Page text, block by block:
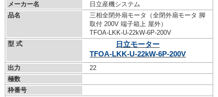
メーカー名
日立産機システム
品名
三相全閉外扇モータ（全閉外扇モータ 脚
取付 200V 端子箱上 屋外）
TFOA-LKK-U-22kW-6P-200V
型 式
日立モーター
TFOA-LKK-U-22kW-6P-200V
出力
22
極数
枠番号